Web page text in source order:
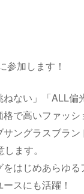
参加します！
ねない」「ALL
で高いファッシ
ングラスブラン
ます。
はじめあらゆる
スにも活躍！